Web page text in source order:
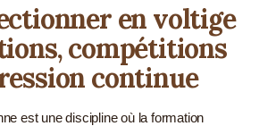
en voltige
compétitions
continue
est une discipline où la formation